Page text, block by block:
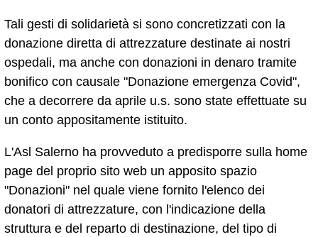
Tali gesti di solidarietà si sono concretizzati con la
donazione diretta di attrezzature destinate ai nostri
ospedali, ma anche con donazioni in denaro tramite
bonifico con causale "Donazione emergenza Covid",
che a decorrere da aprile u.s. sono state effettuate su
un conto appositamente istituito.
L'Asl Salerno ha provveduto a predisporre sulla home
page del proprio sito web un apposito spazio
"Donazioni" nel quale viene fornito l'elenco dei
donatori di attrezzature, con l'indicazione della
struttura e del reparto di destinazione, del tipo di